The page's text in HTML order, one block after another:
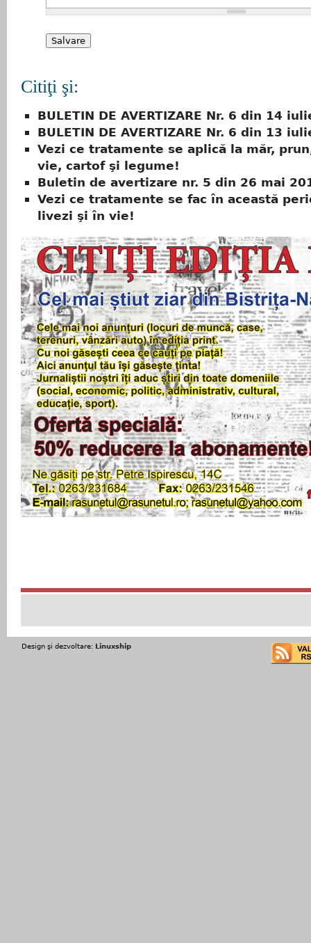
Citiţi şi:
BULETIN DE AVERTIZARE Nr. 6 din 14
BULETIN DE AVERTIZARE Nr. 6 din 13
Vezi ce tratamente se aplică la măr,
vie, cartof şi legume!
Buletin de avertizare nr. 5 din 26 mai
Vezi ce tratamente se fac în această
livezi şi în vie!
Design şi dezvoltare: Linuxship